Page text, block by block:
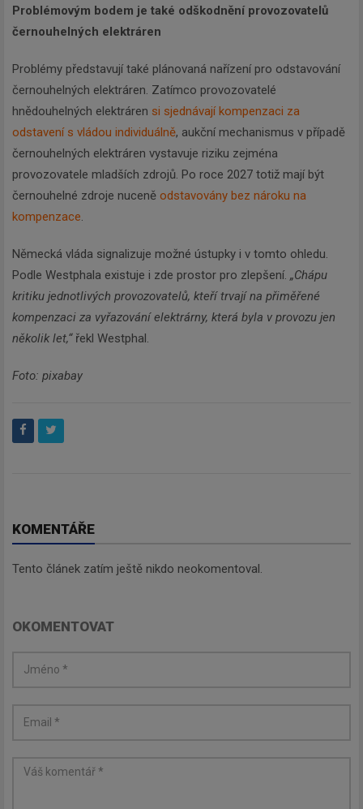
Problémovým bodem je také odškodnění provozovatelů
černouhelných elektráren
Problémy představují také plánovaná nařízení pro odstavování
černouhelných elektráren. Zatímco provozovatelé
hnědouhelných elektráren si sjednávají kompenzaci za
odstavení s vládou individuálně, aukční mechanismus v případě
černouhelných elektráren vystavuje riziku zejména
provozovatele mladších zdrojů. Po roce 2027 totiž mají být
černouhelné zdroje nuceně odstavovány bez nároku na
kompenzace.
Německá vláda signalizuje možné ústupky i v tomto ohledu.
Podle Westphala existuje i zde prostor pro zlepšení. „Chápu
kritiku jednotlivých provozovatelů, kteří trvají na přiměřené
kompenzaci za vyřazování elektrárny, která byla v provozu jen
několik let,“řekl Westphal.
Foto: pixabay
KOMENTÁŘE
Tento článek zatím ještě nikdo neokomentoval.
OKOMENTOVAT